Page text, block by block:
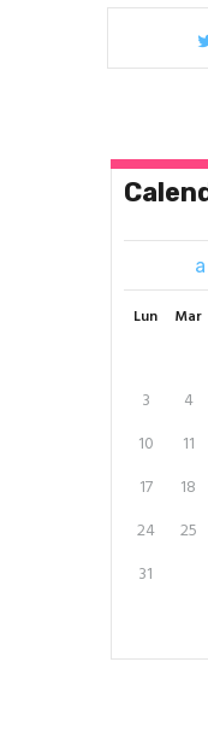
Lun Mar
3
4
10
11
17
18
24
25
31